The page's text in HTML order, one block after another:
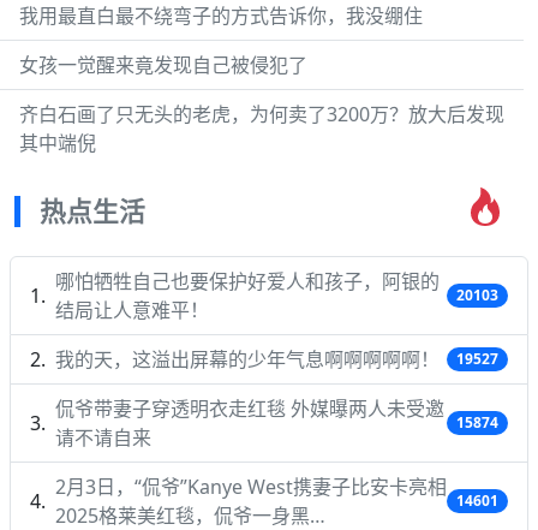
我用最直白最不绕弯子的方式告诉你，我没绷住
女孩一觉醒来竟发现自己被侵犯了
齐白石画了只无头的老虎，为何卖了3200万？放大后发现
其中端倪
热点生活
哪怕牺牲自己也要保护好爱人和孩子，阿银的
结局让人意难平！
20103
我的天，这溢出屏幕的少年气息啊啊啊啊啊！ 19527
侃爷带妻子穿透明衣走红毯 外媒曝两人未受邀
请不请自来
15874
2月3日，“侃爷”Kanye West携妻子比安卡亮相
2025格莱美红毯，侃爷一身黑…
14601